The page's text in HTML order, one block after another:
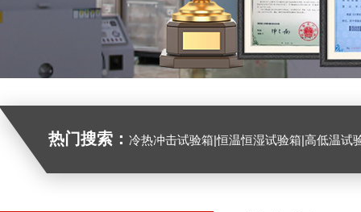
热门搜索： 冷热冲击试验箱|恒温恒湿试验箱|高低温试验箱|高低温交变试验箱|盐雾机|紫外线试验机|淋雨试验箱|臭氧试验箱|振动试